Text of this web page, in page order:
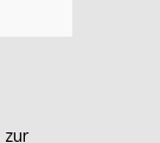
zur